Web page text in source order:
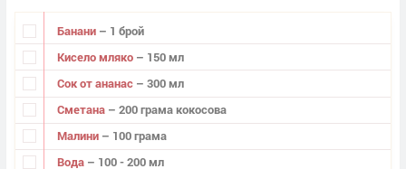
Банани – 1 брой
Кисело мляко – 150 мл
Сок от ананас – 300 мл
Сметана – 200 грама кокосова
Малини – 100 грама
Вода – 100 - 200 мл